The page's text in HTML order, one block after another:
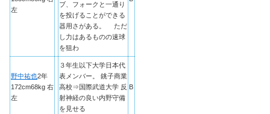
左
ブ、フォークと一通り
を投げることができる
器用さがある。 ただ
し力はあるものの速球
を狙わ
野中祐也2年
172cm68kg 右
左
３年生以下大学日本代
表メンバー。 銚子商業
高校⇒国際武道大学 反
射神経の良い内野守備
を見せる
B